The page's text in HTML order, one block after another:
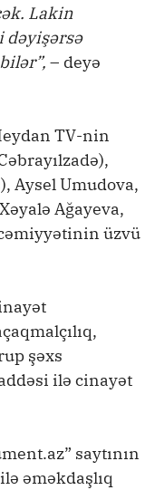
Lakin
– deyə
TV-nin
Aysel Umudova,
Ağayeva,
üzvü
şəxs
ilə cinayət
saytının
əməkdaşlıq